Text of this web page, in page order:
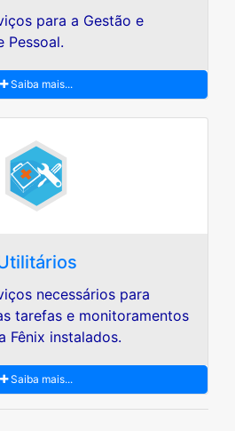
para a Gestão e
Pessoal.
Saiba mais...
necessários para
tarefas e monitoramentos
Fênix instalados.
Saiba mais...